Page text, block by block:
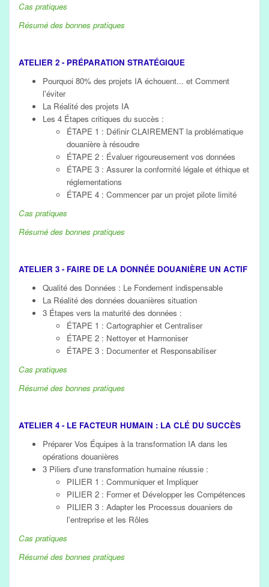
Cas pratiques
Résumé des bonnes pratiques
ATELIER 2 - PRÉPARATION STRATÉGIQUE
Pourquoi 80% des projets IA échouent... et Comment
l'éviter
La Réalité des projets IA
Les 4 Étapes critiques du succès :
ÉTAPE 1 : Définir CLAIREMENT la problématique
douanière à résoudre
ÉTAPE 2 : Évaluer rigoureusement vos données
ÉTAPE 3 : Assurer la conformité légale et éthique et
réglementations
ÉTAPE 4 : Commencer par un projet pilote limité
Cas pratiques
Résumé des bonnes pratiques
ATELIER 3 - FAIRE DE LA DONNÉE DOUANIÈRE UN ACTIF
Qualité des Données : Le Fondement indispensable
La Réalité des données douanières situation
3 Étapes vers la maturité des données :
ÉTAPE 1 : Cartographier et Centraliser
ÉTAPE 2 : Nettoyer et Harmoniser
ÉTAPE 3 : Documenter et Responsabiliser
Cas pratiques
Résumé des bonnes pratiques
ATELIER 4 - LE FACTEUR HUMAIN : LA CLÉ DU SUCCÈS
Préparer Vos Équipes à la transformation IA dans les
opérations douanières
3 Piliers d'une transformation humaine réussie :
PILIER 1 : Communiquer et Impliquer
PILIER 2 : Former et Développer les Compétences
PILIER 3 : Adapter les Processus douaniers de
l'entreprise et les Rôles
Cas pratiques
Résumé des bonnes pratiques